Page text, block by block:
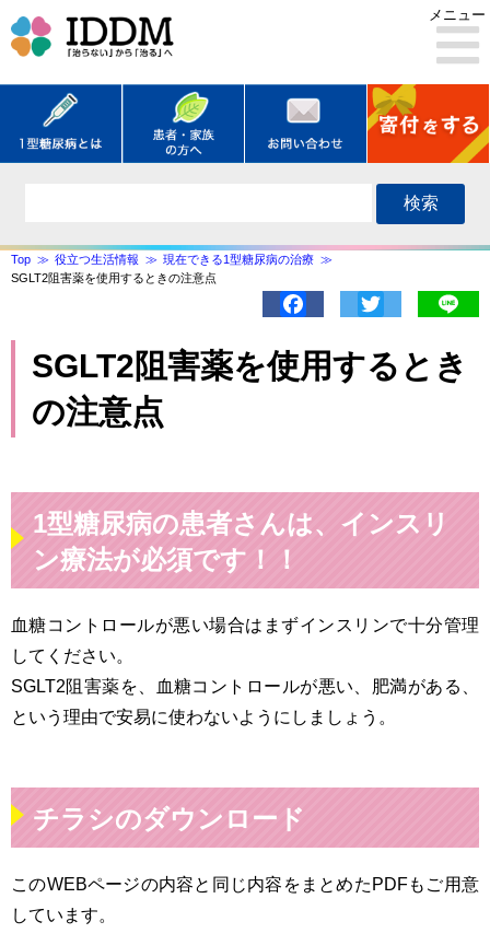
メニュー
検索
Top 役立つ生活情報
現在できる1型糖尿病の治療
SGLT2阻害薬を使用するときの注意点
Facebook
SGLT2阻害薬を使用するとき
の注意点
1型糖尿病の患者さんは、インスリ
ン療法が必須です！！
血糖コントロールが悪い場合はまずインスリンで十分管理
してください。
SGLT2阻害薬を、血糖コントロールが悪い、肥満がある、
という理由で安易に使わないようにしましょう。
チラシのダウンロード
このWEBページの内容と同じ内容をまとめたPDFもご用意
しています。